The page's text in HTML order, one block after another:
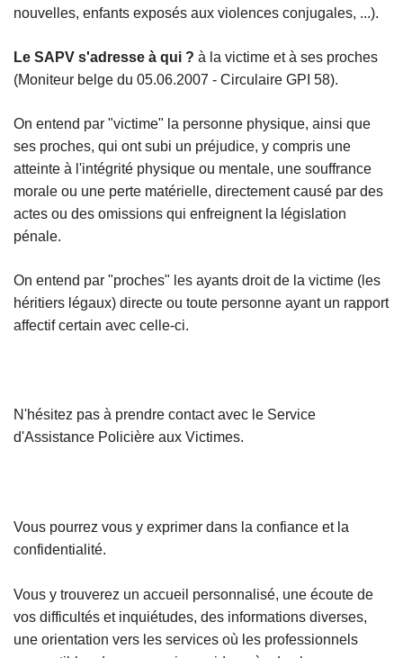
nouvelles, enfants exposés aux violences conjugales, ...).
Le SAPV s'adresse à qui ? à la victime et à ses proches
(Moniteur belge du 05.06.2007 - Circulaire GPI 58).
On entend par "victime" la personne physique, ainsi que
ses proches, qui ont subi un préjudice, y compris une
atteinte à l'intégrité physique ou mentale, une souffrance
morale ou une perte matérielle, directement causé par des
actes ou des omissions qui enfreignent la législation
pénale.
On entend par "proches" les ayants droit de la victime (les
héritiers légaux) directe ou toute personne ayant un rapport
affectif certain avec celle-ci.
N'hésitez pas à prendre contact avec le Service
d'Assistance Policière aux Victimes.
Vous pourrez vous y exprimer dans la confiance et la
confidentialité.
Vous y trouverez un accueil personnalisé, une écoute de
vos difficultés et inquiétudes, des informations diverses,
une orientation vers les services où les professionnels